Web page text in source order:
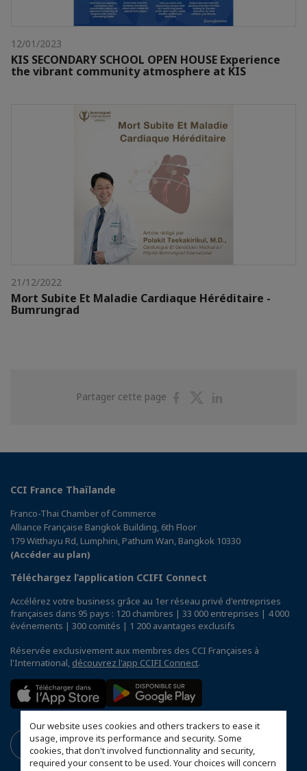
Our website uses cookies and others trackers to ease it
usage, improve its performance and security. Some
cookies, that don't involved functionnality and security,
required your consent to be used. Your choices will concern
12/01/2023
KIS SECONDARY SCHOOL OPEN HOUSE Experience
the vibrant community atmosphere at KIS
21/12/2022
Mort Subite Et Maladie Cardiaque Héréditaire -
Bumrungrad
Partager cette page
PartagerPartager
CCI France Thaïlande
Franco-Thai Chamber of Commerce
Alliance Française Bangkok Building, 6th Floor
179 Witthayu Rd, Lumphini, Pathum Wan, Bangkok 10330
(Accéder au plan)
Téléchargez l’application CCIFI Connect
Accélérez votre business grâce au 1er réseau privé d'entreprises
françaises dans 95 pays : 120 chambres | 33 000 entreprises | 4 000
événements | 300 comités | 1 200 avantages exclusifs
Réservée exclusivement aux membres des CCI Françaises à
l'International, découvrez l'app CCIFI Connect.